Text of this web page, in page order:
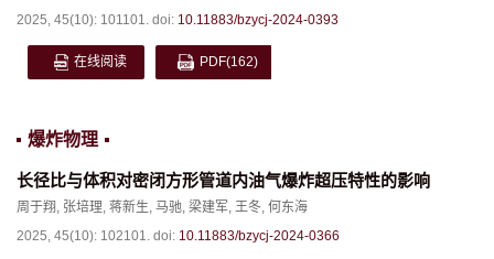
2025, 45(10): 101101. doi: 10.11883/bzycj-2024-0393
在线阅读 PDF(162)
爆炸物理
长径比与体积对密闭方形管道内油气爆炸超压特性的影响
周于翔, 张培理, 蒋新生, 马驰, 梁建军, 王冬, 何东海
2025, 45(10): 102101. doi: 10.11883/bzycj-2024-0366